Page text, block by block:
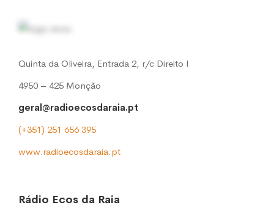
Quinta da Oliveira, Entrada 2, r/c Direito l
4950 – 425 Monção
geral@radioecosdaraia.pt
(+351) 251 656 395
www.radioecosdaraia.pt
Rádio Ecos da Raia